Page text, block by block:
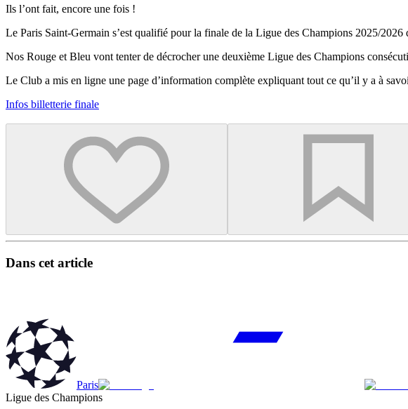
Ils l’ont fait, encore une fois !
Le Paris Saint-Germain s’est qualifié pour la finale de la Ligue des Champions 2025/
Nos Rouge et Bleu vont tenter de décrocher une deuxième Ligue des Champions
Le Club a mis en ligne une page d’information complète expliquant tout ce qu’il y a à
Infos billetterie finale
Dans cet article
Paris
Ligue des Champions